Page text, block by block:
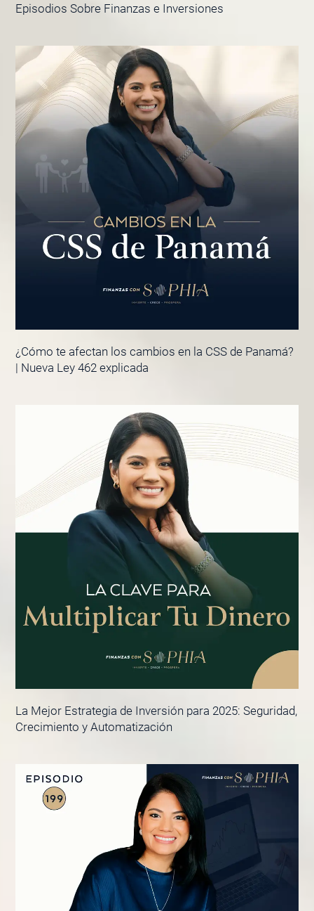
Episodios Sobre Finanzas e Inversiones
¿Cómo te afectan los cambios en la CSS de Panamá?
| Nueva Ley 462 explicada
La Mejor Estrategia de Inversión para 2025: Seguridad,
Crecimiento y Automatización